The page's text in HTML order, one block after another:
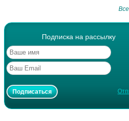
Подписка на рассылку